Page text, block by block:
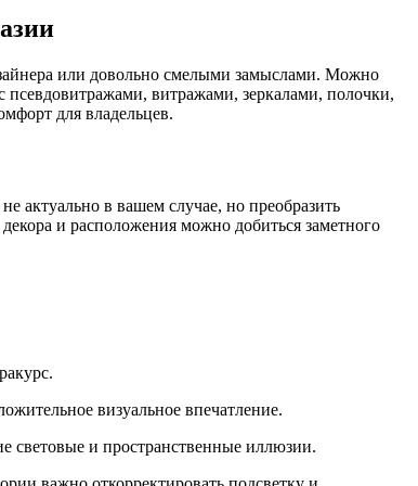
или довольно смелыми замыслами. Можно
витражами, зеркалами, полочки,
для владельцев.
актуально в вашем случае, но преобразить
и расположения можно добиться заметного
визуальное впечатление.
световые и пространственные иллюзии.